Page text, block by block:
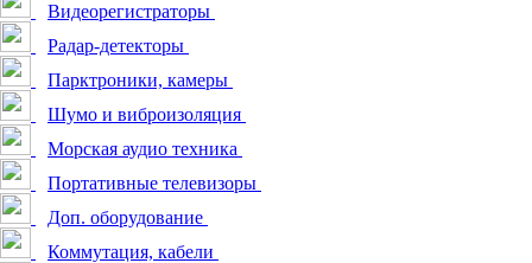
Видеорегистраторы
Радар-детекторы
Парктроники, камеры
Шумо и виброизоляция
Морская аудио техника
Портативные телевизоры
Доп. оборудование
Коммутация, кабели